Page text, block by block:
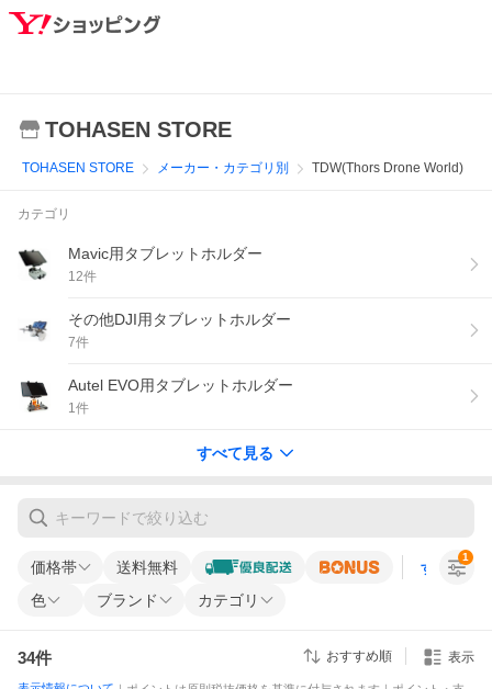
TOHASEN STORE
TOHASEN STORE メーカー・カテゴリ別 TDW(Thors Drone World)
カテゴリ
Mavic用タブレットホルダー
12件
その他DJI用タブレットホルダー
7件
Autel EVO用タブレットホルダー
1件
すべて見る
価格帯 送料無料 すべての条
色 ブランド カテゴリ
1
34件 おすすめ順 表示